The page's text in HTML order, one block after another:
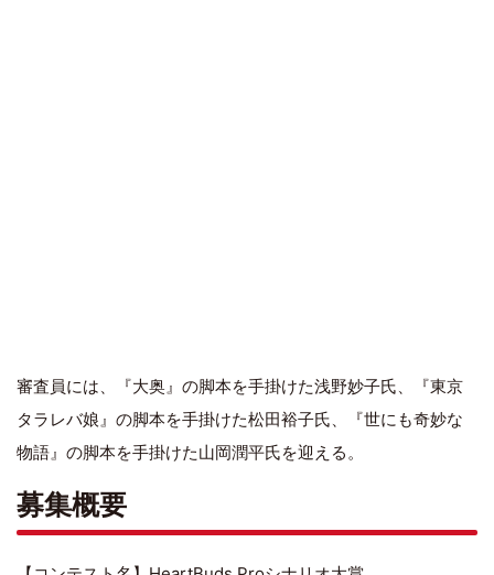
審査員には、『大奥』の脚本を手掛けた浅野妙子氏、『東京
タラレバ娘』の脚本を手掛けた松田裕子氏、『世にも奇妙な
物語』の脚本を手掛けた山岡潤平氏を迎える。
募集概要